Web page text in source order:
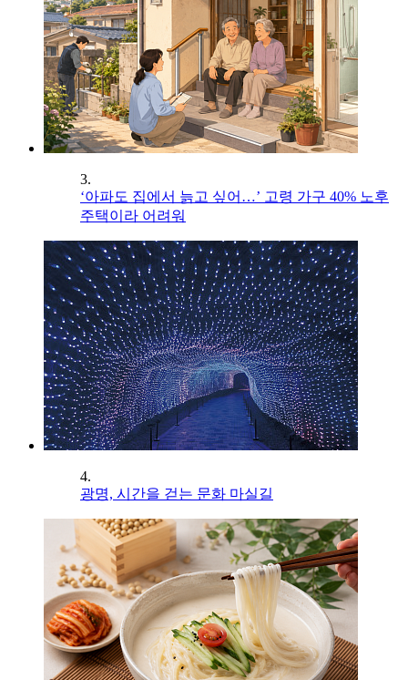
3.
‘아파도 집에서 늙고 싶어…’ 고령 가구 40% 노후
주택이라 어려워
4.
광명, 시간을 걷는 문화 마실길